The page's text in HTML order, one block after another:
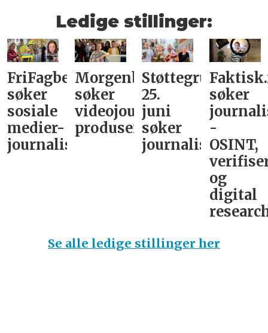
Ledige stillinger:
FriFagbevegelse
søker
sosiale
medier-
journalist
Morgenbladet
søker
videojournalist/podkast-
produsent
Støttegruppa
25.
juni
søker
journalist
søker
-
OSINT,
og
digital
Se alle ledige stillinger her